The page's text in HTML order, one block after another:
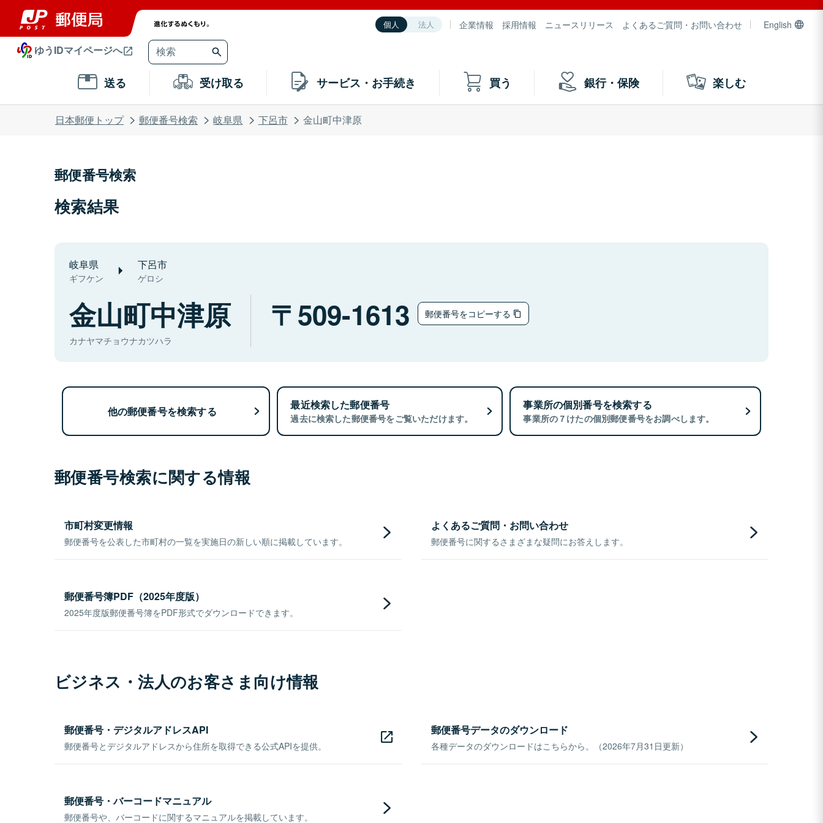
個人 法人 企業情報 採用情報 ニュースリリース よくあるご質問・お問い合わせ English
ゆうIDマイページへ
送る 受け取る サービス・お手続き 買う 銀行・保険 楽しむ
日本郵便トップ 郵便番号検索 岐阜県 下呂市 金山町中津原
郵便番号検索
検索結果
岐阜県
ギフケン
下呂市
ゲロシ
金山町中津原
カナヤマチョウナカツハラ
509-1613 郵便番号をコピーする
他の郵便番号を検索する 最近検索した郵便番号
過去に検索した郵便番号をご覧いただけます。
事業所の個別番号を検索する
事業所の７けたの個別郵便番号をお調べします。
郵便番号検索に関する情報
市町村変更情報
郵便番号を公表した市町村の一覧を実施日の新しい順に掲載しています。
よくあるご質問・お問い合わせ
郵便番号に関するさまざまな疑問にお答えします。
郵便番号簿PDF（2025年度版）
2025年度版郵便番号簿をPDF形式でダウンロードできます。
ビジネス・法人のお客さま向け情報
郵便番号・デジタルアドレスAPI
郵便番号とデジタルアドレスから住所を取得できる公式APIを提供。
郵便番号データのダウンロード
各種データのダウンロードはこちらから。（2026年7月31日更新）
郵便番号・バーコードマニュアル
郵便番号や、バーコードに関するマニュアルを掲載しています。